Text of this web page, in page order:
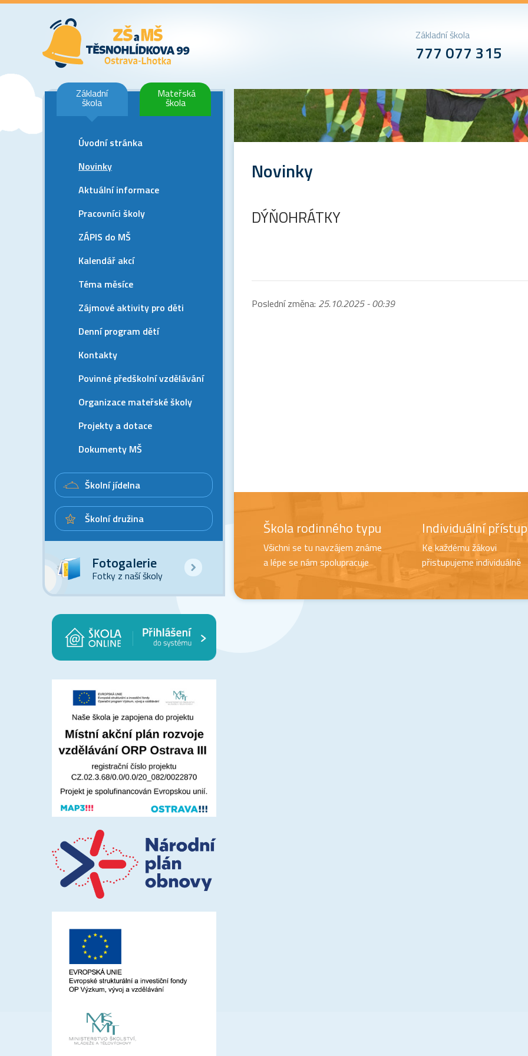
Základní škola
777 077 315
Základní
škola
Mateřská
škola
Úvodní stránka
Novinky
Aktuální informace
Pracovníci školy
ZÁPIS do MŠ
Kalendář akcí
Téma měsíce
Zájmové aktivity pro děti
Denní program dětí
Kontakty
Povinné předškolní vzdělávání
Organizace mateřské školy
Projekty a dotace
Dokumenty MŠ
Školní jídelna
Školní družina
Fotogalerie
Fotky z naší školy
Novinky
DÝŇOHRÁTKY
Poslední změna: 25.10.2025 - 00:39
Škola rodinného typu
Všichni se tu navzájem známe
a lépe se nám spolupracuje
Individuální přístup
Ke každému žákovi
přistupujeme individuálně